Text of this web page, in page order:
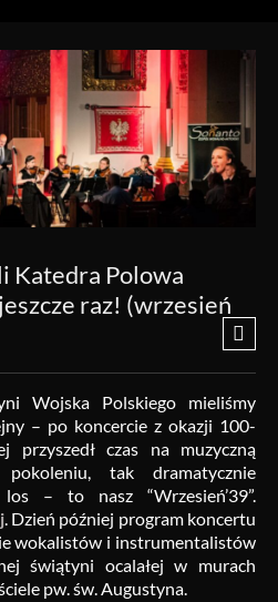
Katedra Polowa
raz! (wrzesień
Wojska Polskiego mieliśmy
– po koncercie z okazji 100-
przyszedł czas na muzyczną
tak dramatycznie
– to nasz “Wrzesień’39”.
. Dzień później program koncertu
wokalistów i instrumentalistów
świątyni ocalałej w murach
pw. św. Augustyna.